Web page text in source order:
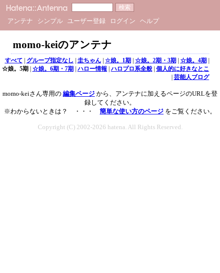
アンテナ シンプル ユーザー登録 ログイン ヘルプ
momo-keiのアンテナ
すべて | グループ指定なし | 圭ちゃん| ☆娘。1期| ☆娘。2期・3期| ☆娘。4期|
☆娘。5期| ☆娘。6期・7期|ハロー情報 |ハロプロ系全般| 個人的に好きなとこ
| 芸能人ブログ
momo-keiさん専用の 編集ページ から、アンテナに加えるページのURLを登
録してください。
※わからないときは？ ・・・ 簡単な使い方のページ をご覧ください。
Copyright (C) 2002-2026 hatena. All Rights Reserved.